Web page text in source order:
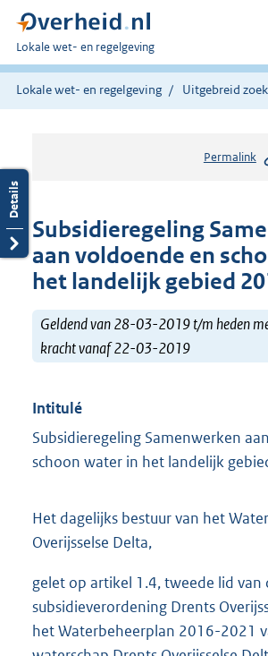
U
bent
hier:
Lokale wet- en regelgeving
Lokale wet- en regelgeving Uitgebreid
Permalink
Subsidieregeling
aan voldoende en
het landelijk gebied
Geldend van 28-03-2019 t/m heden
kracht vanaf 22-03-2019
Intitulé
Subsidieregeling Samenwerken
schoon water in het landelijk
Het dagelijks bestuur van het
Overijsselse Delta,
gelet op artikel 1.4, tweede lid van
subsidieverordening Drents
het Waterbeheerplan 2016-2021